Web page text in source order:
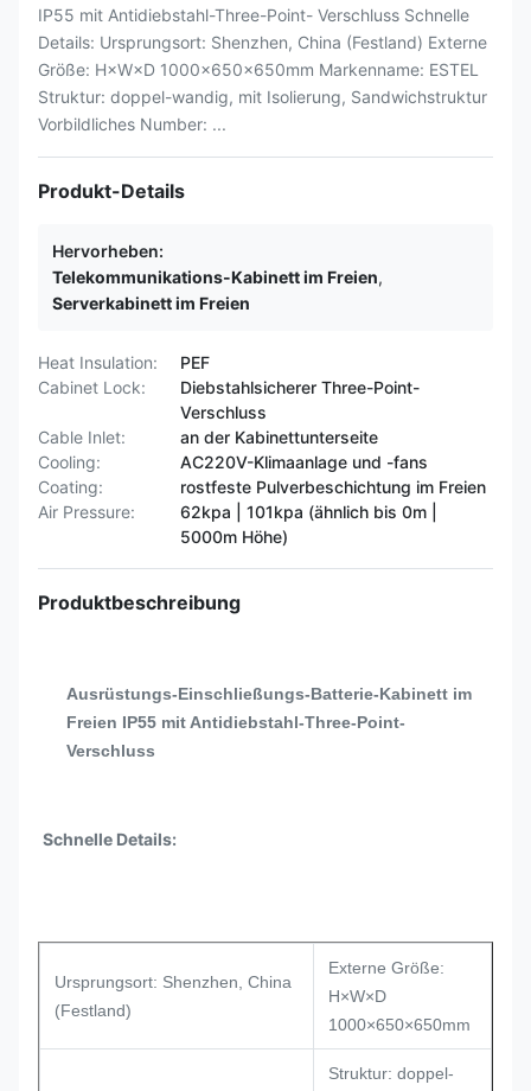
IP55 mit Antidiebstahl-Three-Point- Verschluss Schnelle
Details: Ursprungsort: Shenzhen, China (Festland) Externe
Größe: H×W×D 1000×650×650mm Markenname: ESTEL
Struktur: doppel-wandig, mit Isolierung, Sandwichstruktur
Vorbildliches Number: ...
Produkt-Details
Hervorheben:
Telekommunikations-Kabinett im Freien,
Serverkabinett im Freien
Heat Insulation:
PEF
Cabinet Lock:
Diebstahlsicherer Three-Point-
Verschluss
Cable Inlet:
an der Kabinettunterseite
Cooling:
AC220V-Klimaanlage und -fans
Coating:
rostfeste Pulverbeschichtung im Freien
Air Pressure:
62kpa | 101kpa (ähnlich bis 0m |
5000m Höhe)
Produktbeschreibung
Ausrüstungs-Einschließungs-Batterie-Kabinett im
Freien IP55 mit Antidiebstahl-Three-Point-
Verschluss
Schnelle Details:
Ursprungsort: Shenzhen, China
(Festland)
Externe Größe:
H×W×D
1000×650×650mm
Struktur: doppel-